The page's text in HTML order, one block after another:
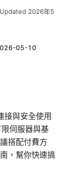
Updated 2026年5
05-10
接與安全使用
伺服器與基
搭配付費方
，幫你快速搞